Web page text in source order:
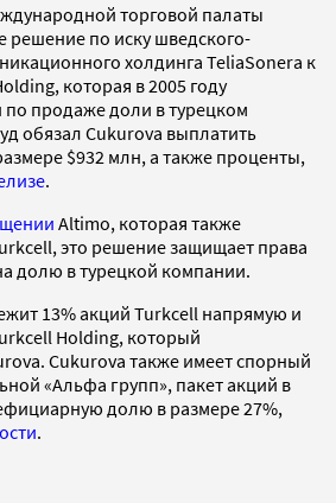
торговой палаты
решение по иску шведского-
холдинга TeliaSonera к
которая в 2005 году
по продаже доли в турецком
обязал Cukurova выплатить
$932 млн, а также проценты,
.
Altimo, которая также
это решение защищает права
долю в турецкой компании.
13% акций Turkcell напрямую и
Holding, который
Cukurova также имеет спорный
«Альфа групп», пакет акций в
долю в размере 27%,
.